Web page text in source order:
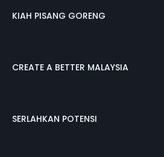
KIAH PISANG GORENG
CREATE A BETTER MALAYSIA
SERLAHKAN POTENSI